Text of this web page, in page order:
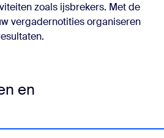
zoals ijsbrekers. Met de
vergadernotities organiseren
en